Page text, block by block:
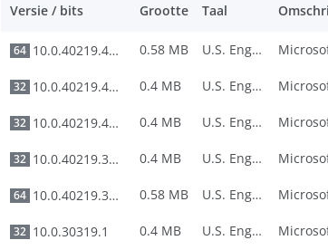
Versie / bits Grootte Taal
64 10.0.40219.473 0.58 MB U.S. English
32 10.0.40219.473 0.4 MB U.S. English
32 10.0.40219.455 0.4 MB U.S. English
32 10.0.40219.325 0.4 MB U.S. English
64 10.0.40219.325 0.58 MB U.S. English
32 10.0.30319.1 0.4 MB U.S. English